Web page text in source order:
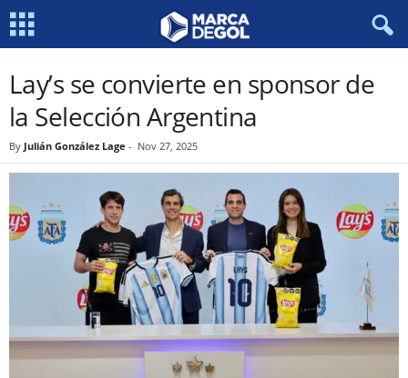
Lay’s se convierte en sponsor de
la Selección Argentina
By Julián González Lage - Nov 27, 2025